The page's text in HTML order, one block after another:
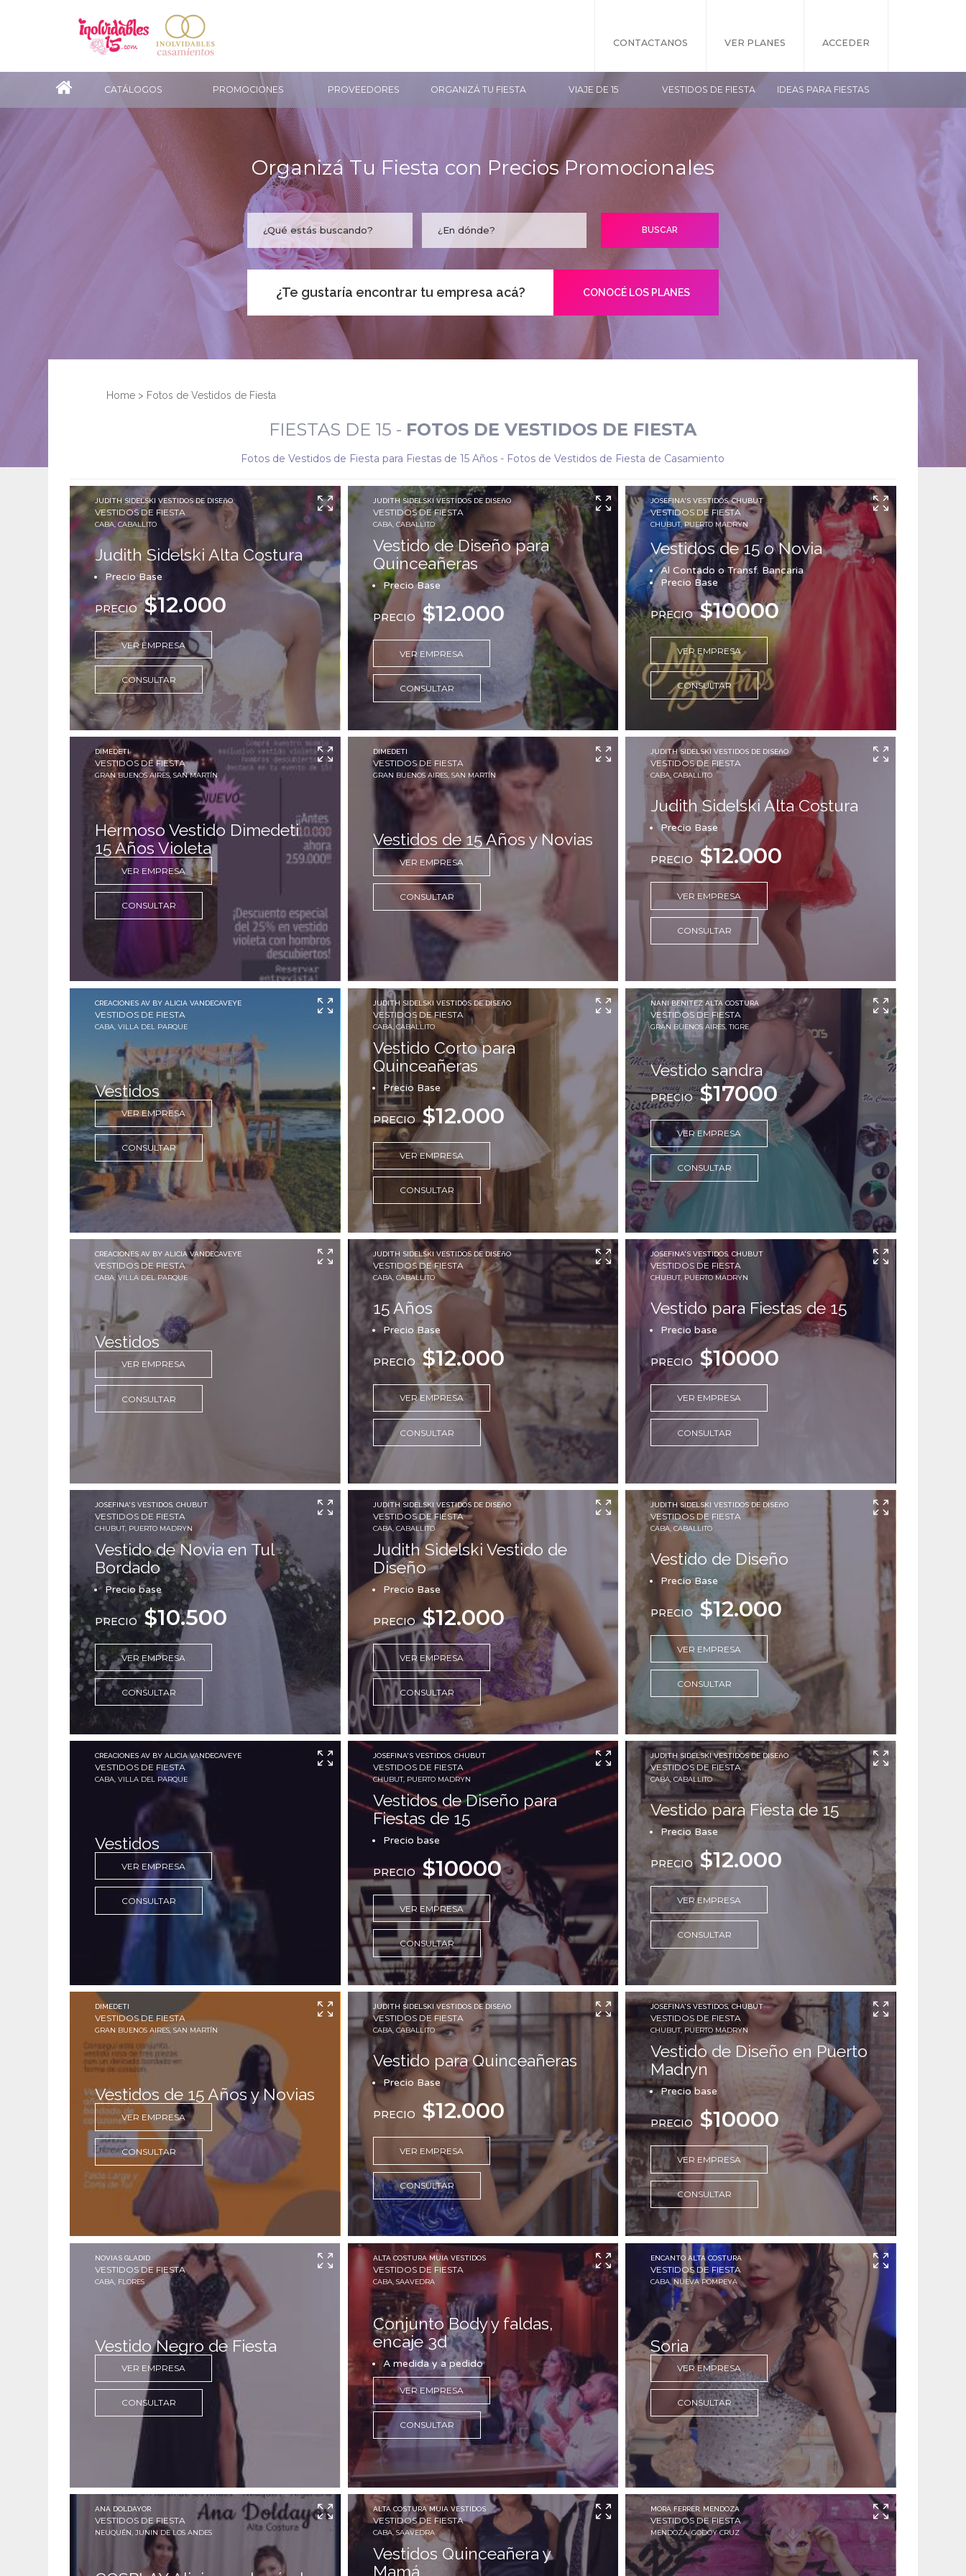
CONTACTANOS VER PLANES ACCEDER
CATÁLOGOS PROMOCIONES PROVEEDORES ORGANIZÁ TU FIESTA VIAJE DE 15 VESTIDOS DE FIESTA IDEAS PARA FIESTAS
Organizá Tu Fiesta con Precios Promocionales
¿Te gustaría encontrar tu empresa acá? CONOCÉ LOS PLANES
Home > Fotos de Vestidos de Fiesta
FIESTAS DE 15 - FOTOS DE VESTIDOS DE FIESTA
Fotos de Vestidos de Fiesta para Fiestas de 15 Años - Fotos de Vestidos de Fiesta de Casamiento
VESTIDOS DE FIESTA
CABA, CABALLITO
Judith Sidelski Alta Costura
JUDITH SIDELSKI VESTIDOS DE DISEñO
Precio Base
PRECIO $12.000
VER EMPRESA
CONSULTAR
VESTIDOS DE FIESTA
CABA, CABALLITO
Vestido de Diseño para
Quinceañeras
JUDITH SIDELSKI VESTIDOS DE DISEñO
Precio Base
PRECIO $12.000
VER EMPRESA
CONSULTAR
VESTIDOS DE FIESTA
CHUBUT, PUERTO MADRYN
Vestidos de 15 o Novia
JOSEFINA'S VESTIDOS, CHUBUT
Al Contado o Transf. Bancaria
Precio Base
PRECIO $10000
VER EMPRESA
CONSULTAR
VESTIDOS DE FIESTA
GRAN BUENOS AIRES, SAN MARTÍN
Hermoso Vestido Dimedeti
15 Años Violeta
DIMEDETI
VER EMPRESA
CONSULTAR
VESTIDOS DE FIESTA
GRAN BUENOS AIRES, SAN MARTÍN
Vestidos de 15 Años y Novias
DIMEDETI
VER EMPRESA
CONSULTAR
VESTIDOS DE FIESTA
CABA, CABALLITO
Judith Sidelski Alta Costura
JUDITH SIDELSKI VESTIDOS DE DISEñO
Precio Base
PRECIO $12.000
VER EMPRESA
CONSULTAR
VESTIDOS DE FIESTA
CABA, VILLA DEL PARQUE
Vestidos
CREACIONES AV BY ALICIA VANDECAVEYE
VER EMPRESA
CONSULTAR
VESTIDOS DE FIESTA
CABA, CABALLITO
Vestido Corto para
Quinceañeras
JUDITH SIDELSKI VESTIDOS DE DISEñO
Precio Base
PRECIO $12.000
VER EMPRESA
CONSULTAR
VESTIDOS DE FIESTA
GRAN BUENOS AIRES, TIGRE
Vestido sandra
NANI BENITEZ ALTA COSTURA
PRECIO $17000
VER EMPRESA
CONSULTAR
VESTIDOS DE FIESTA
CABA, VILLA DEL PARQUE
Vestidos
CREACIONES AV BY ALICIA VANDECAVEYE
VER EMPRESA
CONSULTAR
VESTIDOS DE FIESTA
CABA, CABALLITO
15 Años
JUDITH SIDELSKI VESTIDOS DE DISEñO
Precio Base
PRECIO $12.000
VER EMPRESA
CONSULTAR
VESTIDOS DE FIESTA
CHUBUT, PUERTO MADRYN
Vestido para Fiestas de 15
JOSEFINA'S VESTIDOS, CHUBUT
Precio base
PRECIO $10000
VER EMPRESA
CONSULTAR
VESTIDOS DE FIESTA
CHUBUT, PUERTO MADRYN
Vestido de Novia en Tul
Bordado
JOSEFINA'S VESTIDOS, CHUBUT
Precio base
PRECIO $10.500
VER EMPRESA
CONSULTAR
VESTIDOS DE FIESTA
CABA, CABALLITO
Judith Sidelski Vestido de
Diseño
JUDITH SIDELSKI VESTIDOS DE DISEñO
Precio Base
PRECIO $12.000
VER EMPRESA
CONSULTAR
VESTIDOS DE FIESTA
CABA, CABALLITO
Vestido de Diseño
JUDITH SIDELSKI VESTIDOS DE DISEñO
Precio Base
PRECIO $12.000
VER EMPRESA
CONSULTAR
VESTIDOS DE FIESTA
CABA, VILLA DEL PARQUE
Vestidos
CREACIONES AV BY ALICIA VANDECAVEYE
VER EMPRESA
CONSULTAR
VESTIDOS DE FIESTA
CHUBUT, PUERTO MADRYN
Vestidos de Diseño para
Fiestas de 15
JOSEFINA'S VESTIDOS, CHUBUT
Precio base
PRECIO $10000
VER EMPRESA
CONSULTAR
VESTIDOS DE FIESTA
CABA, CABALLITO
Vestido para Fiesta de 15
JUDITH SIDELSKI VESTIDOS DE DISEñO
Precio Base
PRECIO $12.000
VER EMPRESA
CONSULTAR
VESTIDOS DE FIESTA
GRAN BUENOS AIRES, SAN MARTÍN
Vestidos de 15 Años y Novias
DIMEDETI
VER EMPRESA
CONSULTAR
VESTIDOS DE FIESTA
CABA, CABALLITO
Vestido para Quinceañeras
JUDITH SIDELSKI VESTIDOS DE DISEñO
Precio Base
PRECIO $12.000
VER EMPRESA
CONSULTAR
VESTIDOS DE FIESTA
CHUBUT, PUERTO MADRYN
Vestido de Diseño en Puerto
Madryn
JOSEFINA'S VESTIDOS, CHUBUT
Precio base
PRECIO $10000
VER EMPRESA
CONSULTAR
VESTIDOS DE FIESTA
CABA, FLORES
Vestido Negro de Fiesta
NOVIAS GLADID
VER EMPRESA
CONSULTAR
VESTIDOS DE FIESTA
CABA, SAAVEDRA
Conjunto Body y faldas,
encaje 3d
ALTA COSTURA MUIA VESTIDOS
A medida y a pedido
VER EMPRESA
CONSULTAR
VESTIDOS DE FIESTA
CABA, NUEVA POMPEYA
Soria
ENCANTO ALTA COSTURA
VER EMPRESA
CONSULTAR
VESTIDOS DE FIESTA
NEUQUÉN, JUNIN DE LOS ANDES
ANA DOLDAYOR
VESTIDOS DE FIESTA
CABA, SAAVEDRA
Vestidos Quinceañera y
Mamá
ALTA COSTURA MUIA VESTIDOS
VESTIDOS DE FIESTA
MENDOZA, GODOY CRUZ
MORA FERRER, MENDOZA